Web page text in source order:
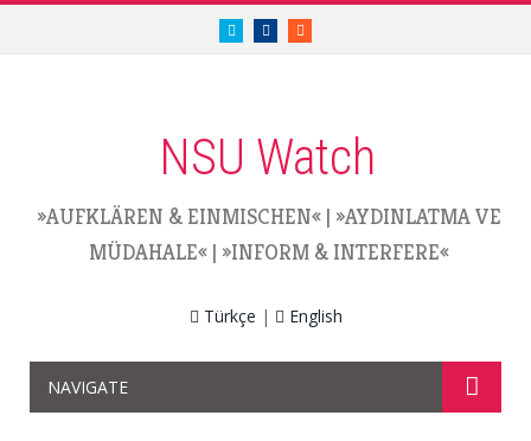
twitter.com/nsuwatch
facebook.com/nsuwatch
RSS
NSU Watch
»AUFKLÄREN & EINMISCHEN« | »AYDINLATMA VE
MÜDAHALE« | »INFORM & INTERFERE«
Türkçe | English
NAVIGATE